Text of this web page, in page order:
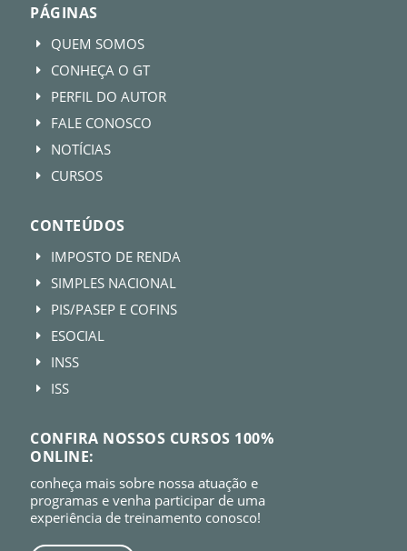
PÁGINAS
E QUEM SOMOS
E CONHEÇA O GT
E PERFIL DO AUTOR
E FALE CONOSCO
E NOTÍCIAS
E CURSOS
CONTEÚDOS
E IMPOSTO DE RENDA
E SIMPLES NACIONAL
E PIS/PASEP E COFINS
E ESOCIAL
E INSS
E ISS
CONFIRA NOSSOS CURSOS 100%
ONLINE:
conheça mais sobre nossa atuação e
programas e venha participar de uma
experiência de treinamento conosco!